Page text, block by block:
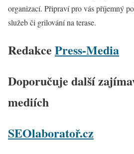
organizací. Připraví pro vás příjemný
služeb či grilování na terase.
Redakce Press-Media
Doporučuje další
mediích
SEOlaboratoř.cz